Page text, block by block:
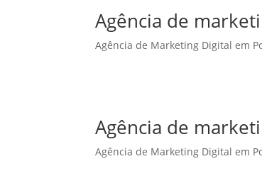
Agência de
Agência de Marketing Digital em
Agência de
Agência de Marketing Digital em